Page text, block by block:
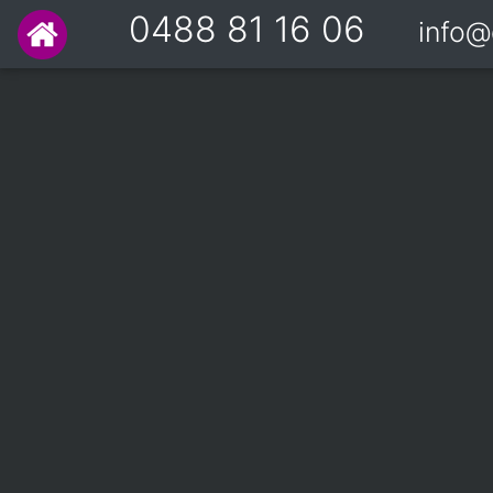
0488 81 16 06